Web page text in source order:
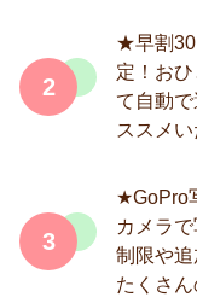
2
★早割30
定！お
て自動
ススメい
3
★GoPro
カメラ
制限や
たくさん